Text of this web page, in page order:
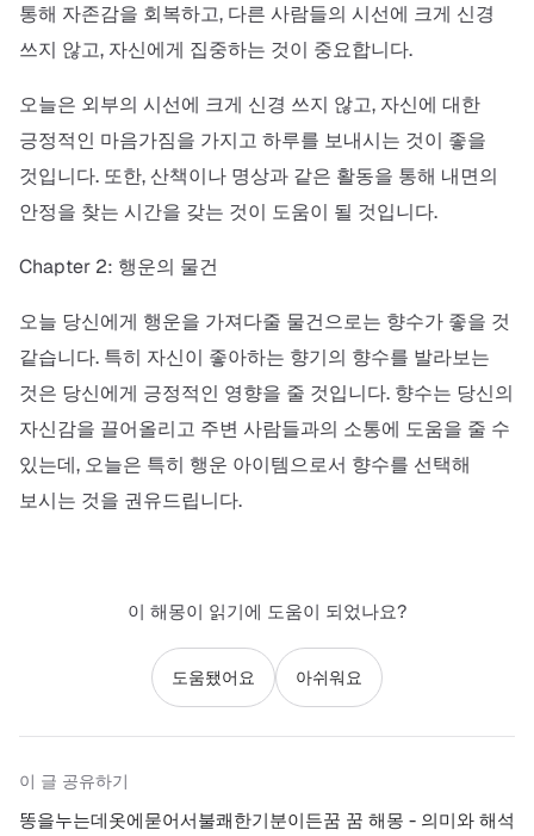
통해 자존감을 회복하고, 다른 사람들의 시선에 크게 신경
쓰지 않고, 자신에게 집중하는 것이 중요합니다.
오늘은 외부의 시선에 크게 신경 쓰지 않고, 자신에 대한
긍정적인 마음가짐을 가지고 하루를 보내시는 것이 좋을
것입니다. 또한, 산책이나 명상과 같은 활동을 통해 내면의
안정을 찾는 시간을 갖는 것이 도움이 될 것입니다.
Chapter 2: 행운의 물건
오늘 당신에게 행운을 가져다줄 물건으로는 향수가 좋을 것
같습니다. 특히 자신이 좋아하는 향기의 향수를 발라보는
것은 당신에게 긍정적인 영향을 줄 것입니다. 향수는 당신의
자신감을 끌어올리고 주변 사람들과의 소통에 도움을 줄 수
있는데, 오늘은 특히 행운 아이템으로서 향수를 선택해
보시는 것을 권유드립니다.
이 해몽이 읽기에 도움이 되었나요?
도움됐어요 아쉬워요
이 글 공유하기
똥을누는데옷에묻어서불쾌한기분이든꿈 꿈 해몽 - 의미와 해석